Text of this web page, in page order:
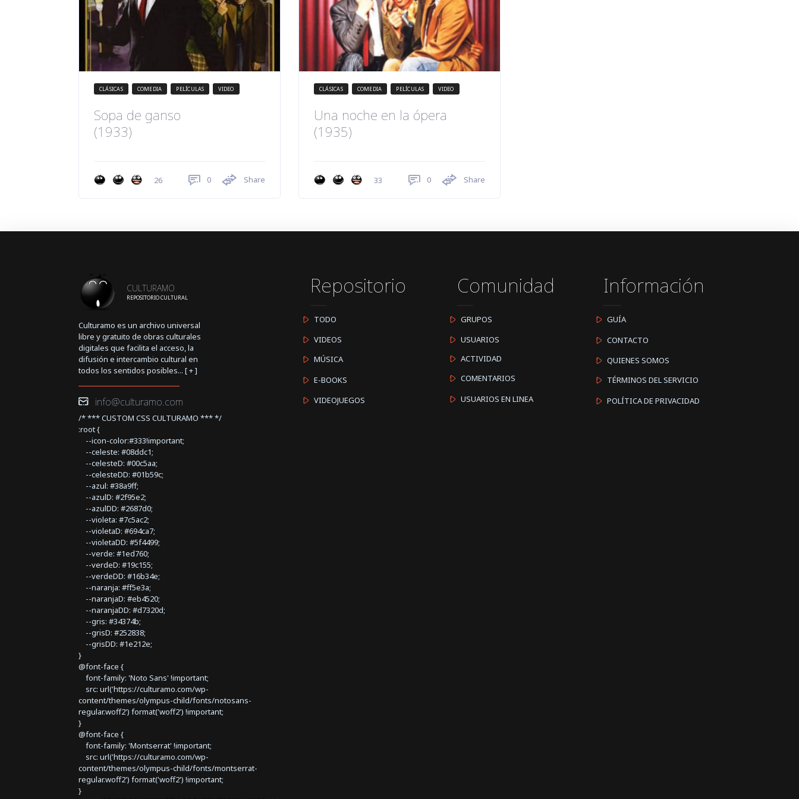
CLÁSICAS COMEDIA PELÍCULAS VIDEO
Sopa de ganso
(1933)
26 0 Share
CLÁSICAS COMEDIA PELÍCULAS VIDEO
Una noche en la ópera
(1935)
33 0 Share
CULTURAMO
REPOSITORIO CULTURAL
Culturamo es un archivo universal
libre y gratuito de obras culturales
digitales que facilita el acceso, la
difusión e intercambio cultural en
todos los sentidos posibles... [+]
info@culturamo.com
/* *** CUSTOM CSS CULTURAMO *** */
:root {
--icon-color:#333!important;
--celeste: #08ddc1;
--celesteD: #00c5aa;
--celesteDD: #01b59c;
--azul: #38a9ff;
--azulD: #2f95e2;
--azulDD: #2687d0;
--violeta: #7c5ac2;
--violetaD: #694ca7;
--violetaDD: #5f4499;
--verde: #1ed760;
--verdeD: #19c155;
--verdeDD: #16b34e;
--naranja: #ff5e3a;
--naranjaD: #eb4520;
--naranjaDD: #d7320d;
--gris: #34374b;
--grisD: #252838;
--grisDD: #1e212e;
}
@font-face {
font-family: 'Noto Sans' !important;
src: url('https://culturamo.com/wp-
content/themes/olympus-child/fonts/notosans-
regular.woff2') format('woff2') !important;
}
@font-face {
font-family: 'Montserrat' !important;
src: url('https://culturamo.com/wp-
content/themes/olympus-child/fonts/montserrat-
regular.woff2') format('woff2') !important;
}
Repositorio
TODO
VIDEOS
MÚSICA
E-BOOKS
VIDEOJUEGOS
Comunidad
GRUPOS
USUARIOS
ACTIVIDAD
COMENTARIOS
USUARIOS EN LINEA
Información
GUÍA
CONTACTO
QUIENES SOMOS
TÉRMINOS DEL SERVICIO
POLÍTICA DE PRIVACIDAD